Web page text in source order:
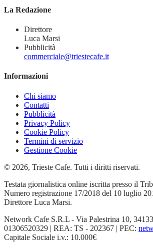
La Redazione
Direttore
Luca Marsi
Pubblicità
commerciale@triestecafe.it
Informazioni
Chi siamo
Contatti
Pubblicità
Privacy Policy
Cookie Policy
Termini di servizio
Gestione Cookie
© 2026, Trieste Cafe. Tutti i diritti riservati.
Testata giornalistica online iscritta presso il
Numero registrazione 17/2018 del 10 luglio
Direttore Luca Marsi.
Network Cafe S.R.L - Via Palestrina 10,
01306520329 | REA: TS - 202367 | PEC:
Capitale Sociale i.v.: 10.000€